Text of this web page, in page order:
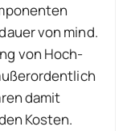
von mind.
von Hoch-
damit
Kosten.